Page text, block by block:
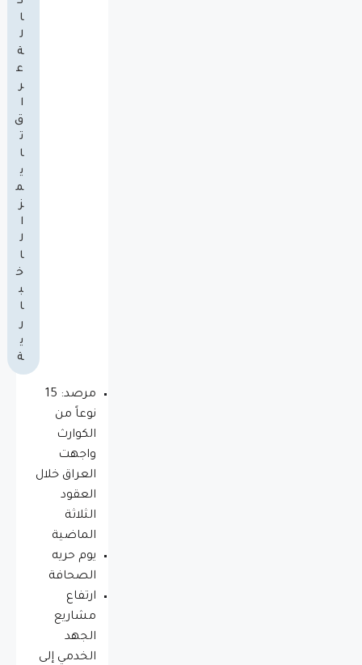
ا
ل
ة
ع
ر
ا
ق
ت
ا
ي
م
ز
ا
ل
ا
خ
ب
ا
ر
ي
ة
مرصد: 15
نوعاً من
الكوارث
واجهت
العراق خلال
العقود
الثلاثة
الماضية
يوم حريه
الصحافة
ارتفاع
مشاريع
الجهد
الخدمي إلى